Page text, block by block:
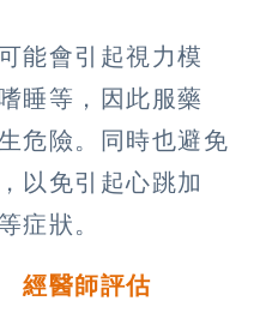
能會引起視力模
睡等，因此服藥
危險。同時也避免
以免引起心跳加
症狀。
經醫師評估